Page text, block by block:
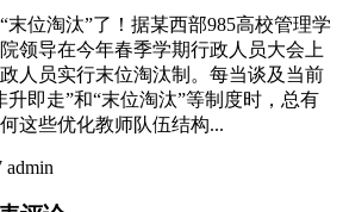
末位淘汰”了！据某西部985高校管理学
领导在今年春季学期行政人员大会上
人员实行末位淘汰制。每当谈及当前
升即走”和“末位淘汰”等制度时，总有
这些优化教师队伍结构...
admin